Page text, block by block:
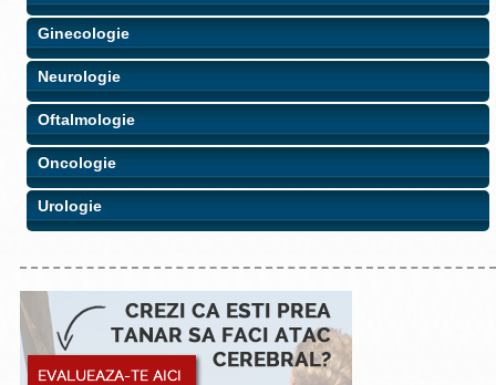
Ginecologie
Neurologie
Oftalmologie
Oncologie
Urologie